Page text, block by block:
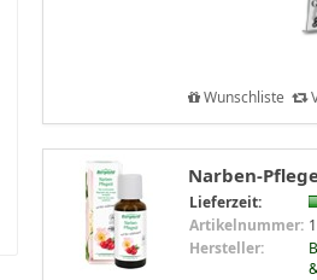
Wunschliste
Narben-
Lieferzeit:
Artikelnummer:
Hersteller: